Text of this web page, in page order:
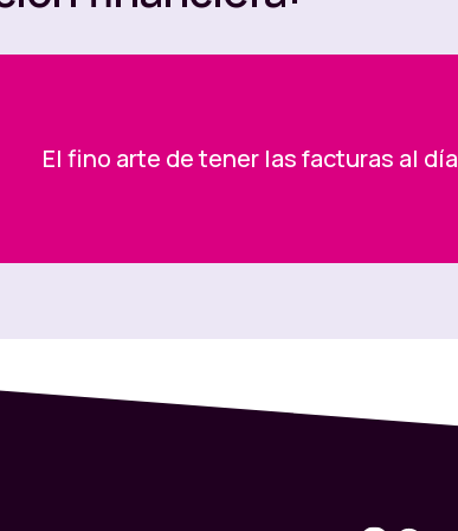
El fino arte de tener las facturas al día